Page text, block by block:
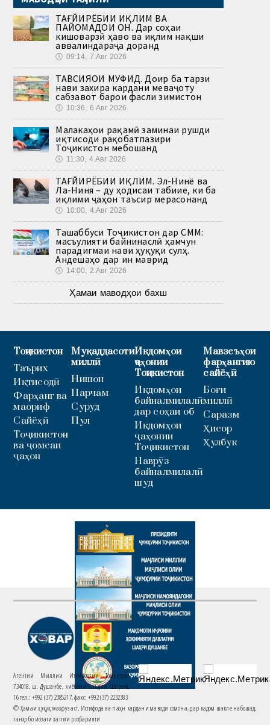
ТАҒЙИРЁБИИ ИҚЛИМ ВА
ПАЙОМАДҲОИ ОН. Дар соҳаи
кишоварзӣ ҳаво ва иқлим нақши
аввалиндараҷа доранд
🕔 09:14, 7.Авг 2026
ТАВСИЯҲОИ МУФИД. Доир ба тарзи
нави захира кардани меваҷоту
сабзавот барои фасли зимистон
🕔 10:36, 6.Авг 2026
Малакаҳои рақамӣ заминаи рушди
иқтисоди рақобатпазири
Тоҷикистон мебошанд
🕔 11:30, 4.Авг 2026
ТАҒЙИРЁБИИ ИҚЛИМ. Эл-Нинё ва
Ла-Ниня – ду ҳодисаи табиие, ки ба
иқлими ҷаҳон таъсир мерасонанд
🕔 10:00, 4.Авг 2026
Ташаббуси Тоҷикистон дар СММ:
масъулияти байнинаслӣ ҳамчун
парадигмаи нави ҳуқуқи сулҳ.
Андешаҳо дар ин маврид
🕔 14:00, 2.Авг 2026
Ҳамаи маводҳои бахш
Тоҷикистон
Таърих
Иқтисодӣ
Фарҳанг ва
маориф
Сайёҳӣ
Тоҷикистон
ва ҷомеаи
ҷаҳон
Муқаддасоти
миллӣ
Нишон
Парчам
Суруд
Пул
Иқдомҳои
ҷаҳонии
Тоҷикистон
Иқдомҳои
байналмилалӣ
дар соҳаи об
Иқдомҳои
ҷаҳонии
Тоҷикистон
Наврӯз
байналмилалӣ
шуд
Мавзеъҳои
фарҳангию
сайёҳӣ
Боғи
миллӣ
Саразм
Ҳисор
Ҳулбук
Агентии Миллии Иттилоотии Тоҷикистон
734018. ш. Душанбе, хиёбони Саъдии Шерозӣ,
16 тел.: +992 (37) 2385217, факс: +992 (37) 2232383
© Ҳамаи ҳуқуқ маҳфуз аст. Истифода ва паҳн кардани маводи сомона, дар кадом шакле набошад,
танҳо бо иҷозати хаттии роҳбарияти